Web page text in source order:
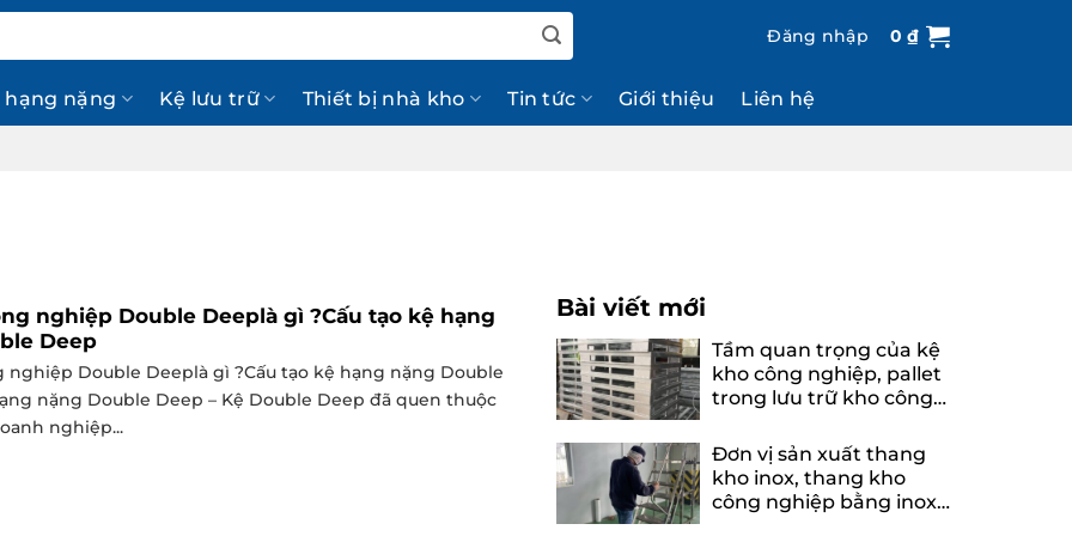
Đăng nhập 0₫
hạng nặng Kệ lưu trữ Thiết bị nhà kho Tin tức Giới thiệu Liên hệ
nghiệp Double Deeplà gì ?Cấu tạo kệ hạng
Deep
nghiệp Double Deeplà gì ?Cấu tạo kệ hạng nặng Double
nặng Double Deep – Kệ Double Deep đã quen thuộc
nghiệp...
Bài viết mới
Tầm quan trọng của kệ
kho công nghiệp, pallet
trong lưu trữ kho công
Đơn vị sản xuất thang
kho inox, thang kho
công nghiệp bằng inox